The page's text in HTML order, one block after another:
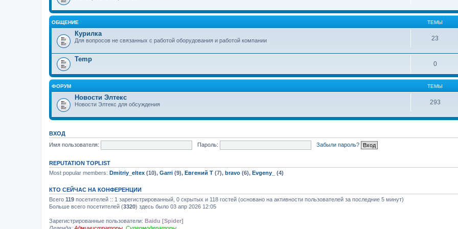
ОБЩЕНИЕ ТЕМЫ
Курилка
Для вопросов не связанных с работой оборудования и работой компании 23
Temp
0
ФОРУМ ТЕМЫ
Новости Элтекс
Новости Элтекс для обсуждения 293
ВХОД
Имя пользователя:
Пароль: Забыли пароль?
REPUTATION TOPLIST
Most popular members: Dmitriy_eltex (10), Garri (9), Евгений Т (7), bravo (6), Evgeny_ (4)
КТО СЕЙЧАС НА КОНФЕРЕНЦИИ
Всего 119 посетителей :: 1 зарегистрированный, 0 скрытых и 118 гостей (основано на активности пользователей за последние 5 минут)
Больше всего посетителей (3320) здесь было 03 апр 2026 12:05
Зарегистрированные пользователи: Baidu [Spider]